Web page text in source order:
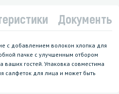
Документы
с добавлением волокон хлопка для
пачке с улучшенным отбором
ваших гостей. Упаковка совместима
салфеток для лица и может быть